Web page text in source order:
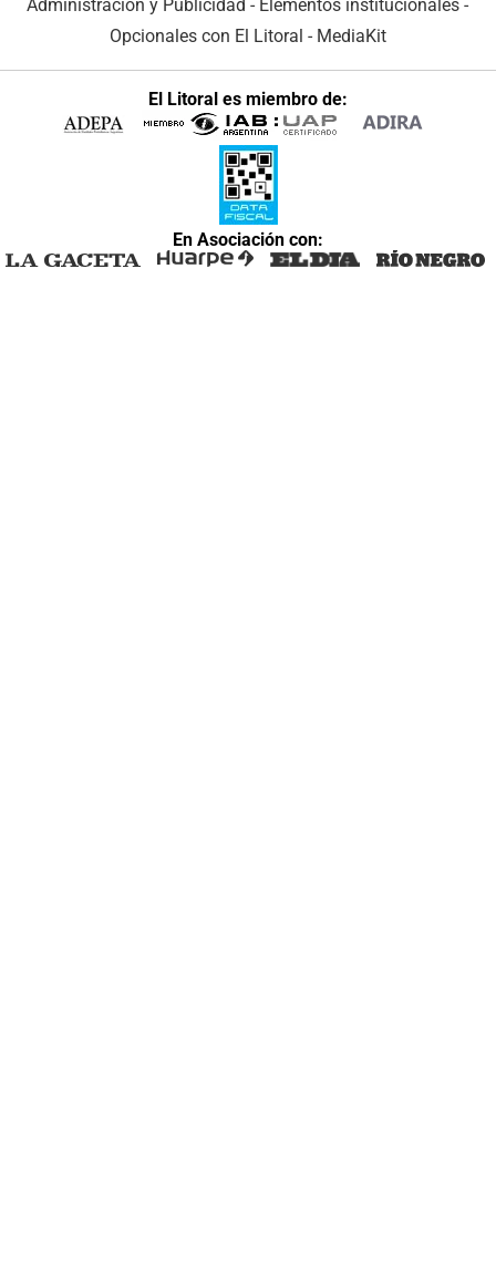
Administración y Publicidad - Elementos institucionales -
Opcionales con El Litoral - MediaKit
El Litoral es miembro de:
En Asociación con: